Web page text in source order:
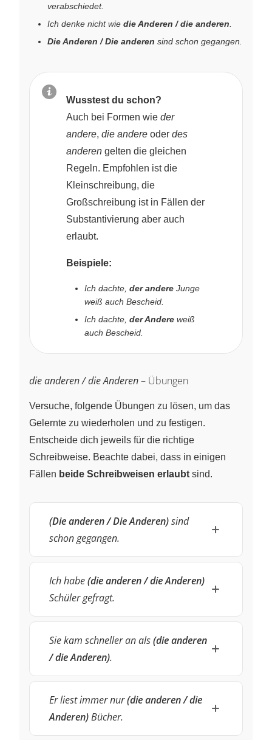
verabschiedet.
Ich denke nicht wie die Anderen / die anderen
Die Anderen / Die anderen sind schon gegangen.
Wusstest du schon?
Auch bei Formen wie der
andere, die andere oder des
anderen gelten die gleichen
Regeln. Empfohlen ist die
Kleinschreibung, die
Großschreibung ist in Fällen der
Substantivierung aber auch
erlaubt.
Beispiele:
Ich dachte, der andere Junge
weiß auch Bescheid.
Ich dachte, der Andere weiß
auch Bescheid.
die anderen / die Anderen– Übungen
Versuche, folgende Übungen zu lösen, um das
Gelernte zu wiederholen und zu festigen.
Entscheide dich jeweils für die richtige
Schreibweise. Beachte dabei, dass in einigen
Fällen beide Schreibweisen erlaubt sind.
(Die anderen / Die Anderen)sind
schon gegangen.
Ich habe(die anderen / die Anderen)
Schüler gefragt.
Sie kam schneller an als(die anderen
/ die Anderen).
Er liest immer nur(die anderen / die
Anderen)Bücher.